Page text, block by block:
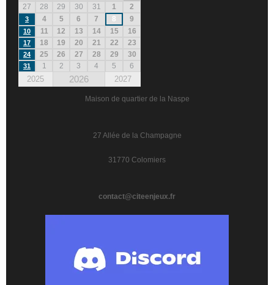
27
28 29 30 31 1 2
3 4 5 6 7 8 9
10 11 12 13 14 15 16
17 18 19 20 21 22 23
24 25 26 27 28 29 30
31 1 2 3 4 5 6
2025 2026 2027
Maison de quartier de la Naspe
27 Allée de la Champagne
31770 Colomiers
contact@citeenjeux.fr